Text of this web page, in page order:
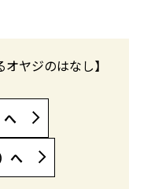
ヤジのはなし】
へ
へ